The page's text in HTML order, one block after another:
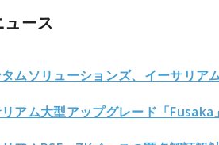
ュース
ムソリューションズ、イーサリア
アム大型アップグレード「